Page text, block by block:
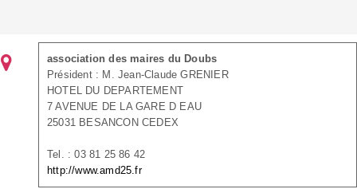
association des maires du Doubs
Président : M. Jean-Claude GRENIER
HOTEL DU DEPARTEMENT
7 AVENUE DE LA GARE D EAU
25031 BESANCON CEDEX
Tel. : 03 81 25 86 42
http://www.amd25.fr